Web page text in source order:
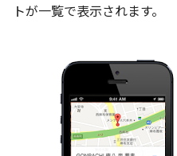
トが一覧で表示されます。